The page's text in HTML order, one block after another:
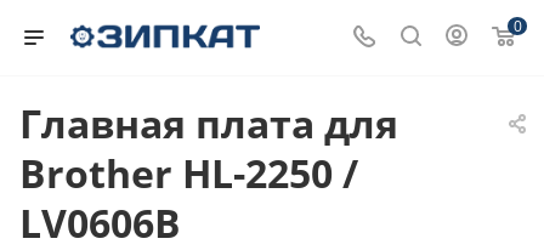
0
Главная плата для
Brother HL-2250 /
LV0606B